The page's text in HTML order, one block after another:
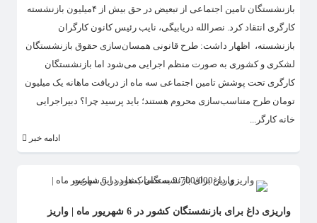
بازنشستگان تامین اجتماعی از تبعیض در حق بیش از ۴میلیون بازنشسته
کارگری انتقاد کرد. نصرالله دریابیگی، نایب رئیس کانون کارگران
بازنشسته، اظهار داشت: طرح قانونی همسان‌سازی حقوق بازنشستگان
لشکری و کشوری به صورت منظم اجرایی می‌شود اما بازنشستگان
کارگری تحت پوشش تامین اجتماعی سه ماه از دریافت ماهانه یک میلیون
تومان طرح متناسب‌سازی محروم هستند؛ باید پرسید چرا؟ دبیراجرایی
خانه کارگر...
ادامه خبر
واریزی داغ برای بازنشستگان کشور در 6 شهریور ماه | واریز